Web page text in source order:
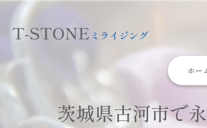
ホー
茨城県古河市で